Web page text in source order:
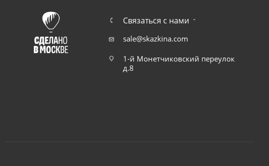
Связаться с нами
sale@skazkina.com
1-й Монетчиковский переулок
д.8